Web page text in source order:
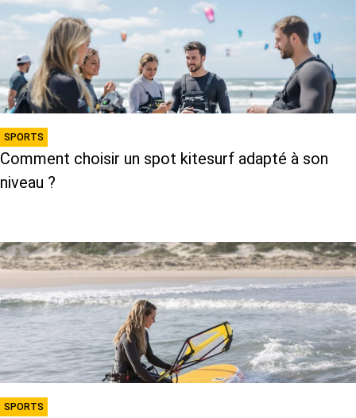
SPORTS
Comment choisir un spot kitesurf adapté à son
niveau ?
SPORTS